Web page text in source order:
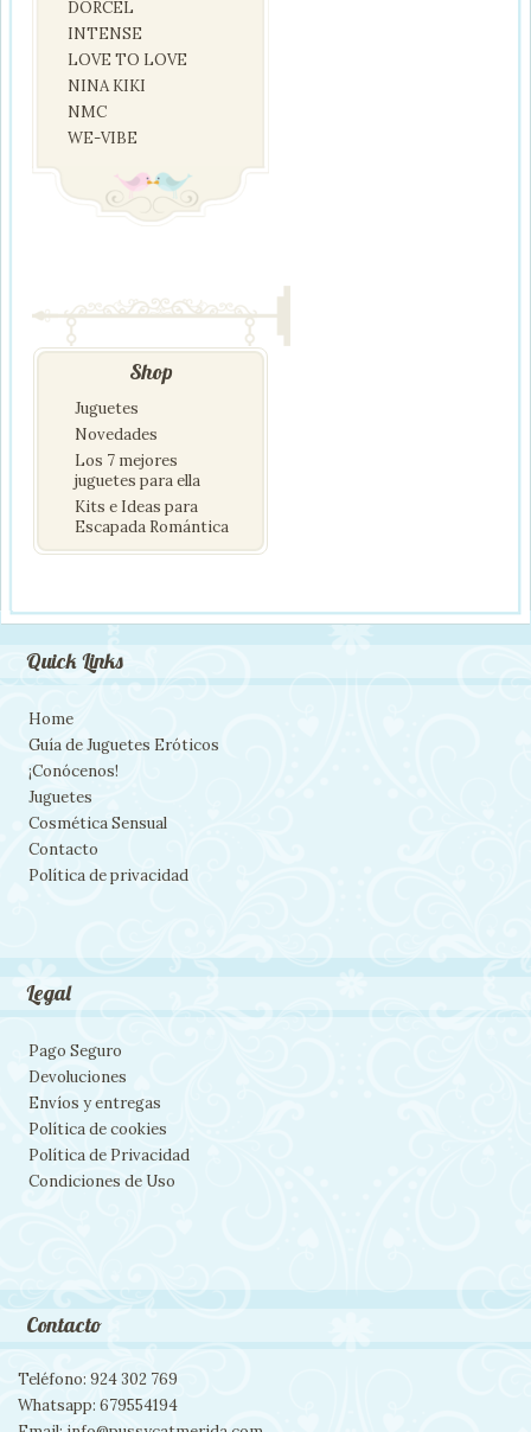
DORCEL
INTENSE
LOVE TO LOVE
NINA KIKI
NMC
WE-VIBE
Shop
Juguetes
Novedades
Los 7 mejores
juguetes para ella
Kits e Ideas para
Escapada Romántica
Quick Links
Home
Guía de Juguetes Eróticos
¡Conócenos!
Juguetes
Cosmética Sensual
Contacto
Política de privacidad
Legal
Pago Seguro
Devoluciones
Envíos y entregas
Política de cookies
Política de Privacidad
Condiciones de Uso
Contacto
Teléfono: 924 302 769
Whatsapp: 679554194